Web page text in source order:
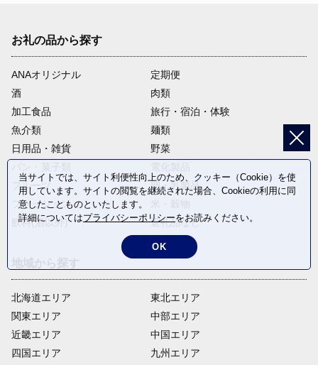
お礼の品から探す
ANAオリジナル
定期便
酒
肉類
加工食品
旅行・宿泊・体験
魚介類
麺類
日用品・雑貨
野菜
フルーツ
卵・乳製品
ファッション
飲料(酒以外)
返礼品なし
北海道エリア
関東エリア
近畿エリア
四国エリア
東北エリア
中部エリア
中国エリア
九州エリア
当サイトでは、サイト利便性向上のため、クッキー（Cookie）を使
用しています。サイトの閲覧を継続された場合、Cookieの利用に同
意したことものといたします。
詳細についてはプライバシーポリシーをお読みください。
OK